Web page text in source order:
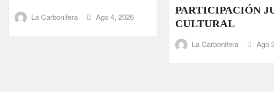
La Carbonifera Ago 4, 2026
PARTICIPACIÓN
CULTURAL
La Carbonifera Ago